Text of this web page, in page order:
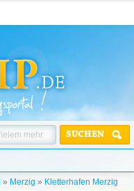
SUCHEN
» Merzig » Kletterhafen Merzig